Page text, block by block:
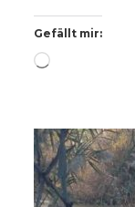
Gefällt mir:
Wird